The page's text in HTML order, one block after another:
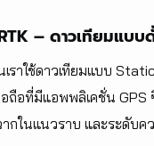
– ดาวเทียมแบ
าใช้ดาวเทียมแบบ
ถือที่มีแอพพลิเคชั่น GPS
กในแนวราบ และระดับ